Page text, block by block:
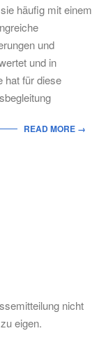
häufig mit einem
und
und in
hat für diese
READ MORE →
nicht
eigen.